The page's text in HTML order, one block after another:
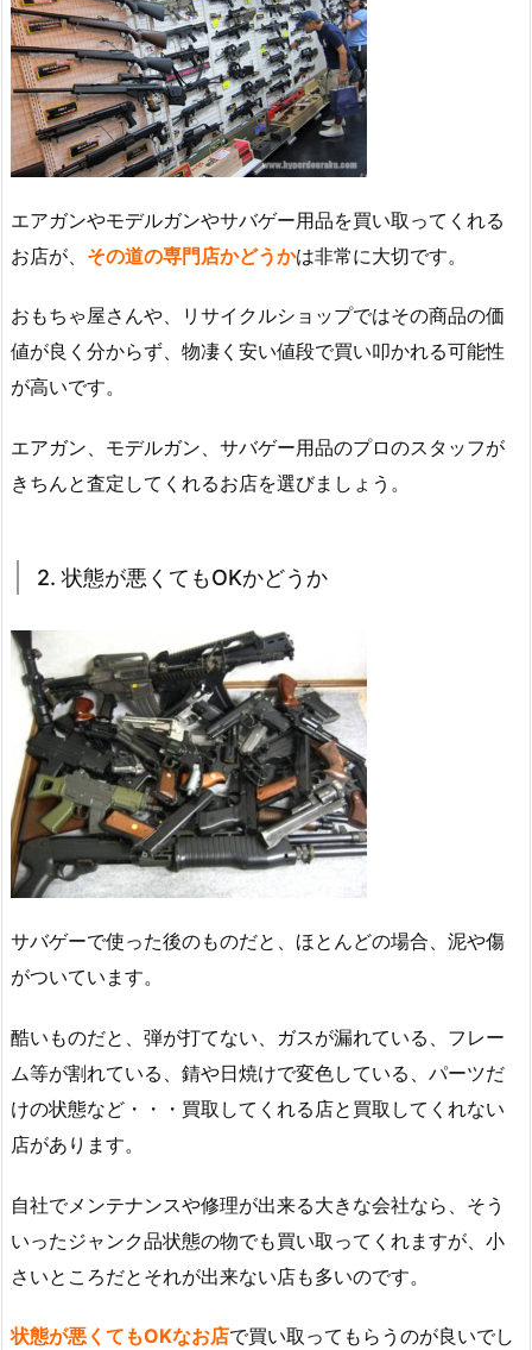
エアガンやモデルガンやサバゲー用品を買い取ってくれる
お店が、 その道の専門店かどうかは非常に大切です。
おもちゃ屋さんや、リサイクルショップではその商品の価
値が良く分からず、物凄く安い値段で買い叩かれる可能性
が高いです。
エアガン、モデルガン、サバゲー用品のプロのスタッフが
きちんと査定してくれるお店を選びましょう。
2. 状態が悪くてもOKかどうか
サバゲーで使った後のものだと、ほとんどの場合、泥や傷
がついています。
酷いものだと、弾が打てない、ガスが漏れている、フレー
ム等が割れている、錆や日焼けで変色している、パーツだ
けの状態など・・・買取してくれる店と買取してくれない
店があります。
自社でメンテナンスや修理が出来る大きな会社なら、そう
いったジャンク品状態の物でも買い取ってくれますが、小
さいところだとそれが出来ない店も多いのです。
状態が悪くてもOKなお店で買い取ってもらうのが良いでし